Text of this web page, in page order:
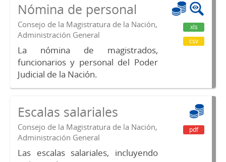
Nómina de personal
Consejo de la Magistratura de la Nación,
Administración General
La nómina de magistrados,
funcionarios y personal del Poder
Judicial de la Nación.
xls
csv
Escalas salariales
Consejo de la Magistratura de la Nación,
Administración General
Las escalas salariales, incluyendo
pdf